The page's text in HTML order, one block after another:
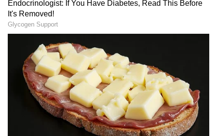
ಹೆಸರುಕಾಳು ಅತ್ಯಂತ ಜನಪ್ರಿಯ ಸಸ್ಯಾಹಾರಿ
ಸೂಪರ್‌ಫುಡ್‌ಗಳಲ್ಲಿ ಒಂದು. ಅಷ್ಟೇ ಅಲ್ಲ, ಹೆಸರುಕಾಳು
ಉತ್ತಮ ಗುಣಮಟ್ಟದ ಪ್ರೋಟೀನ್ ಮತ್ತು ಇತರ ಅಗತ್ಯ
ಪೋಷಕಾಂಶಗಳಿಂದ ಸಮೃದ್ಧವಾಗಿದೆ. ದೇಹದಲ್ಲಿ ಪ್ರೋಟೀನ್
ಪ್ರಮುಖ ಪಾತ್ರ ವಹಿಸುತ್ತೆ. ಪ್ರೋಟೀನ್ ಅಂಶವು
ಅಂಗಾಂಶವನ್ನು ನಿರ್ಮಿಸಲು ಮತ್ತು ಸರಿಪಡಿಸಲು ಮತ್ತು
ಸ್ನಾಯುಗಳು, ಮೂಳೆಗಳು, ರಕ್ತ ಮತ್ತು ಚರ್ಮ ರಚನೆಗೆ
ಸಹಾಯ ಮಾಡುತ್ತೆ.ಹೆಸರುಕಾಳಿನಲ್ಲಿ ಸಾಕಷ್ಟು
ಪೋಷಕಾಂಶಗಳಿವೆ. ಅವು ವಿಟಮಿನ್ಸ್ ಮತ್ತು ಮಿನರಲ್ಸ್‌ನಿಂದ
ಸಮೃದ್ಧವಾಗಿವೆ. ಈ ಹೆಸರುಕಾಳು ಸೆಲೆನಿಯಮ್ ಮತ್ತು ಅಗತ್ಯ
RECOMMENDED STORIES